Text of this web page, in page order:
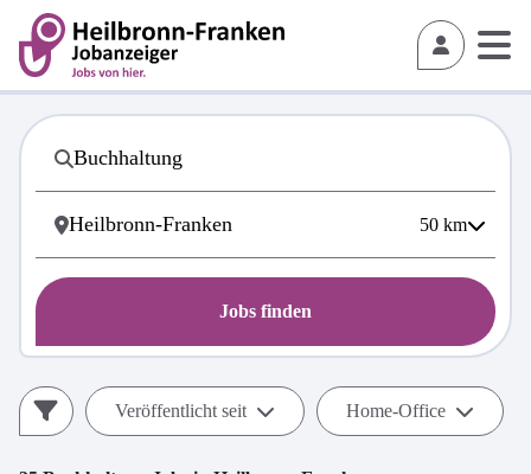
50 km
Jobs finden
Veröffentlicht seit Home-Office